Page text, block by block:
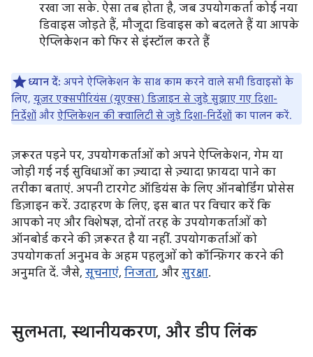
रखा जा सके. ऐसा तब होता है, जब उपयोगकर्ता कोई नया
डिवाइस जोड़ते हैं, मौजूदा डिवाइस को बदलते हैं या आपके
ऐप्लिकेशन को फिर से इंस्टॉल करते हैं
ध्यान दें: अपने ऐप्लिकेशन के साथ काम करने वाले सभी डिवाइसों के
लिए, यूज़र एक्सपीरियंस (यूएक्स) डिज़ाइन से जुड़े सुझाए गए दिशा-
निर्देशों और ऐप्लिकेशन की क्वालिटी से जुड़े दिशा-निर्देशों का पालन करें.
ज़रूरत पड़ने पर, उपयोगकर्ताओं को अपने ऐप्लिकेशन, गेम या
जोड़ी गई नई सुविधाओं का ज़्यादा से ज़्यादा फ़ायदा पाने का
तरीका बताएं. अपनी टारगेट ऑडियंस के लिए ऑनबोर्डिंग प्रोसेस
डिज़ाइन करें. उदाहरण के लिए, इस बात पर विचार करें कि
आपको नए और विशेषज्ञ, दोनों तरह के उपयोगकर्ताओं को
ऑनबोर्ड करने की ज़रूरत है या नहीं. उपयोगकर्ताओं को
उपयोगकर्ता अनुभव के अहम पहलुओं को कॉन्फ़िगर करने की
अनुमति दें. जैसे, सूचनाएं, निजता, और सुरक्षा.
सुलभता, स्थानीयकरण, और डीप लिंक